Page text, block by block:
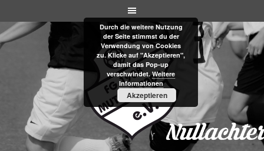
to
content
Durch die weitere Nutzung
der Seite stimmst du der
Verwendung von Cookies
zu. Klicke auf "Akzeptieren",
damit das Pop-up
verschwindet.Weitere
Informationen
Akzeptieren